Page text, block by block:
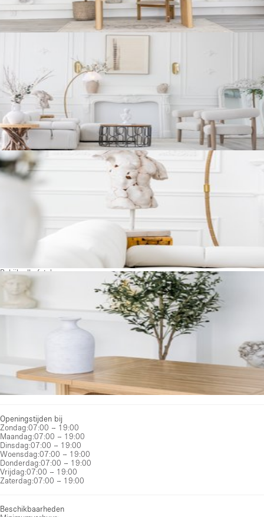
Bekijk alle foto's
Openingstijden bij
Zondag:07:00 – 19:00
Maandag:07:00 – 19:00
Dinsdag:07:00 – 19:00
Woensdag:07:00 – 19:00
Donderdag:07:00 – 19:00
Vrijdag:07:00 – 19:00
Zaterdag:07:00 – 19:00
Beschikbaarheden